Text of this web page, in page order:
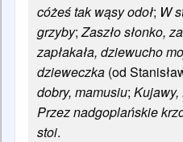
cóżeś tak wąsy odoł; W
grzyby;Zaszło słonko,
zapłakała, dziewucho
dzieweczka (od
dobry, mamusiu; Kujawy,
Przez nadgoplańskie
stoi.